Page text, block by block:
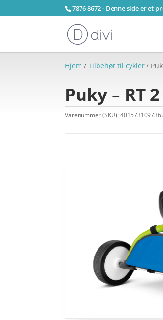
7876 8672 - Denne side er et
Hjem /Tilbehør til cykler /
Puky – RT
Varenummer (SKU):